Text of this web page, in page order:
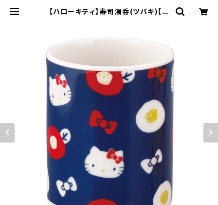
【ハローキティ】寿司湯呑(ツバキ)【H